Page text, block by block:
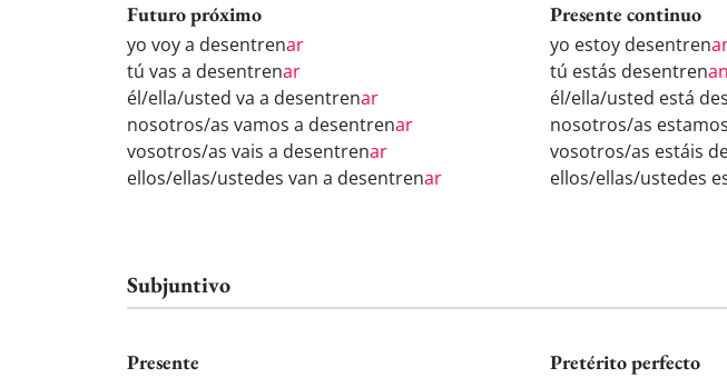
Futuro próximo
yo voy a desentrenar
tú vas a desentrenar
él/ella/usted va a desentrenar
nosotros/as vamos a desentrenar
vosotros/as vais a desentrenar
ellos/ellas/ustedes van a desentrenar
Presente continuo
yo estoy desentren
tú estás desentren
él/ella/usted está
nosotros/as
vosotros/as estáis
ellos/ellas/ustedes
Subjuntivo
Presente Pretérito perfecto